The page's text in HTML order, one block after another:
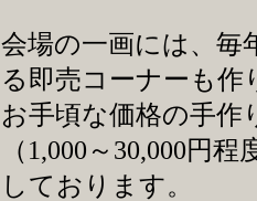
会場の一画には、毎
る即売コーナーも作
お手頃な価格の手作
（1,000～30,000円
しております。